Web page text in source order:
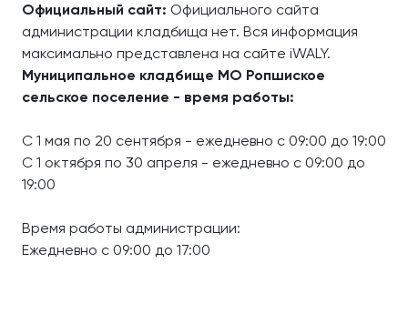
Официальный сайт: Официального сайта
администрации кладбища нет. Вся информация
максимально представлена на сайте iWALY.
Муниципальное кладбище МО Ропшиское
сельское поселение - время работы:
С 1 мая по 20 сентября - ежедневно с 09:00 до 19:00
С 1 октября по 30 апреля - ежедневно с 09:00 до
19:00
Время работы администрации:
Ежедневно с 09:00 до 17:00